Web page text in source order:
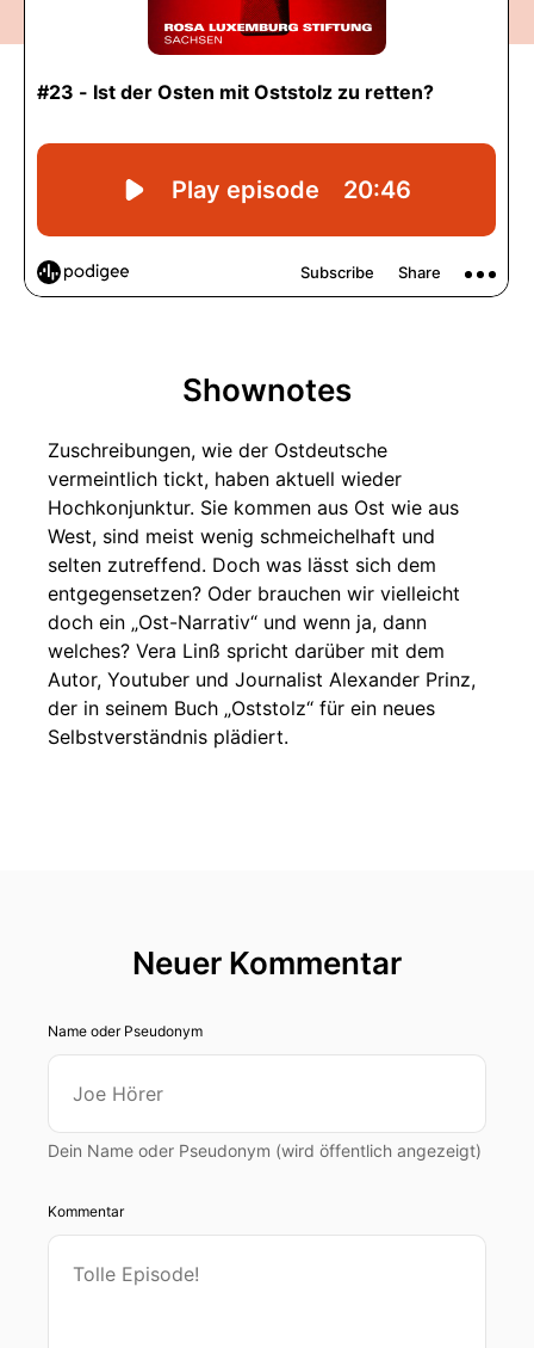
Shownotes
Zuschreibungen, wie der Ostdeutsche
vermeintlich tickt, haben aktuell wieder
Hochkonjunktur. Sie kommen aus Ost wie aus
West, sind meist wenig schmeichelhaft und
selten zutreffend. Doch was lässt sich dem
entgegensetzen? Oder brauchen wir vielleicht
doch ein „Ost-Narrativ“ und wenn ja, dann
welches? Vera Linß spricht darüber mit dem
Autor, Youtuber und Journalist Alexander Prinz,
der in seinem Buch „Oststolz“ für ein neues
Selbstverständnis plädiert.
Neuer Kommentar
Name oder Pseudonym
Dein Name oder Pseudonym (wird öffentlich angezeigt)
Kommentar